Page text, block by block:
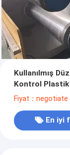
Kullanılmış
Kontrol
Fiyat：negotiate
En iyi